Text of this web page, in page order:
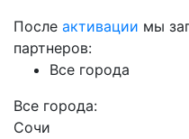
После активации мы
партнеров:
Все города
Все города:
Сочи